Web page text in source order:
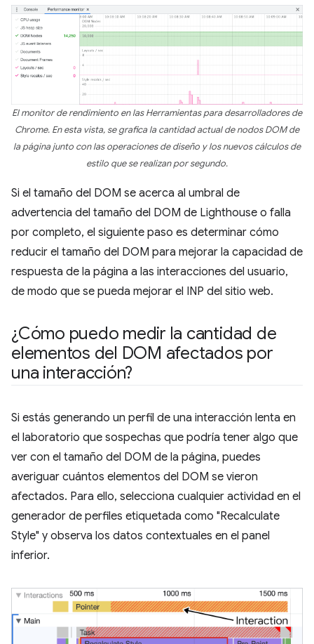
El monitor de rendimiento en las Herramientas para desarrolladores de
Chrome. En esta vista, se grafica la cantidad actual de nodos DOM de
la página junto con las operaciones de diseño y los nuevos cálculos de
estilo que se realizan por segundo.
Si el tamaño del DOM se acerca al umbral de
advertencia del tamaño del DOM de Lighthouse o falla
por completo, el siguiente paso es determinar cómo
reducir el tamaño del DOM para mejorar la capacidad de
respuesta de la página a las interacciones del usuario,
de modo que se pueda mejorar el INP del sitio web.
¿Cómo puedo medir la cantidad de
elementos del DOM afectados por
una interacción?
Si estás generando un perfil de una interacción lenta en
el laboratorio que sospechas que podría tener algo que
ver con el tamaño del DOM de la página, puedes
averiguar cuántos elementos del DOM se vieron
afectados. Para ello, selecciona cualquier actividad en el
generador de perfiles etiquetada como "Recalculate
Style" y observa los datos contextuales en el panel
inferior.